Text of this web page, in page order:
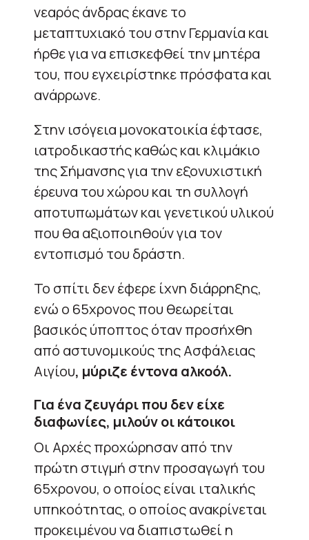
νεαρός άνδρας έκανε το
μεταπτυχιακό του στην Γερμανία και
ήρθε για να επισκεφθεί την μητέρα
του, που εγχειρίστηκε πρόσφατα και
ανάρρωνε.
Στην ισόγεια μονοκατοικία έφτασε,
ιατροδικαστής καθώς και κλιμάκιο
της Σήμανσης για την εξονυχιστική
έρευνα του χώρου και τη συλλογή
αποτυπωμάτων και γενετικού υλικού
που θα αξιοποιηθούν για τον
εντοπισμό του δράστη.
Το σπίτι δεν έφερε ίχνη διάρρηξης,
ενώ ο 65χρονος που θεωρείται
βασικός ύποπτος όταν προσήχθη
από αστυνομικούς της Ασφάλειας
Αιγίου, μύριζε έντονα αλκοόλ.
Για ένα ζευγάρι που δεν είχε
διαφωνίες, μιλούν οι κάτοικοι
Οι Αρχές προχώρησαν από την
πρώτη στιγμή στην προσαγωγή του
65χρονου, ο οποίος είναι ιταλικής
υπηκοότητας, ο οποίος ανακρίνεται
προκειμένου να διαπιστωθεί η